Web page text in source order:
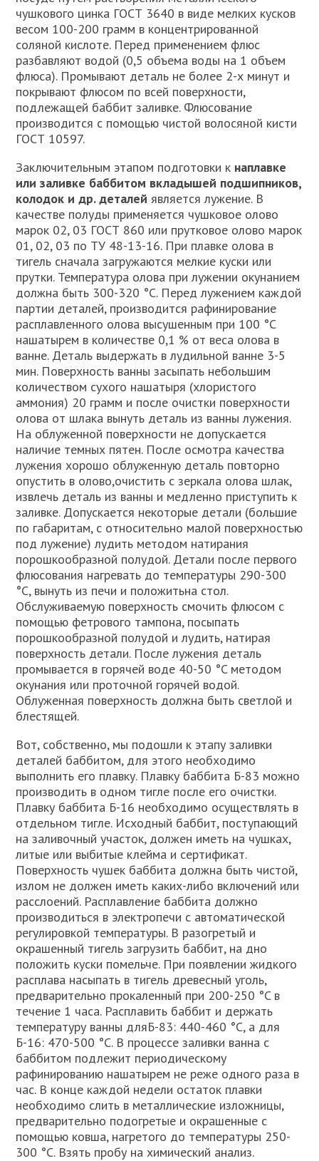
чушкового цинка ГОСТ 3640 в виде мелких кусков
весом 100-200 грамм в концентрированной
соляной кислоте. Перед применением флюс
разбавляют водой (0,5 объема воды на 1 объем
флюса). Промывают деталь не более 2-х минут и
покрывают флюсом по всей поверхности,
подлежащей баббит заливке. Флюсование
производится с помощью чистой волосяной кисти
ГОСТ 10597.
Заключительным этапом подготовки к наплавке
или заливке баббитом вкладышей подшипников,
колодок и др. деталей является лужение. В
качестве полуды применяется чушковое олово
марок 02, 03 ГОСТ 860 или прутковое олово марок
01, 02, 03 по ТУ 48-13-16. При плавке олова в
тигель сначала загружаются мелкие куски или
прутки. Температура олова при лужении окунанием
должна быть 300-320 °C. Перед лужением каждой
партии деталей, производится рафинирование
расплавленного олова высушенным при 100 °C
нашатырем в количестве 0,1 % от веса олова в
ванне. Деталь выдержать в лудильной ванне 3-5
мин. Поверхность ванны засыпать небольшим
количеством сухого нашатыря (хлористого
аммония) 20 грамм и после очистки поверхности
олова от шлака вынуть деталь из ванны лужения.
На облуженной поверхности не допускается
наличие темных пятен. После осмотра качества
лужения хорошо облуженную деталь повторно
опустить в олово,очистить с зеркала олова шлак,
извлечь деталь из ванны и медленно приступить к
заливке. Допускается некоторые детали (большие
по габаритам, с относительно малой поверхностью
под лужение) лудить методом натирания
порошкообразной полудой. Детали после первого
флюсования нагревать до температуры 290-300
°C, вынуть из печи и положитьна стол.
Обслуживаемую поверхность смочить флюсом с
помощью фетрового тампона, посыпать
порошкообразной полудой и лудить, натирая
поверхность детали. После лужения деталь
промывается в горячей воде 40-50 °C методом
окунания или проточной горячей водой.
Облуженная поверхность должна быть светлой и
блестящей.
Вот, собственно, мы подошли к этапу заливки
деталей баббитом, для этого необходимо
выполнить его плавку. Плавку баббита Б-83 можно
производить в одном тигле после его очистки.
Плавку баббита Б-16 необходимо осуществлять в
отдельном тигле. Исходный баббит, поступающий
на заливочный участок, должен иметь на чушках,
литые или выбитые клейма и сертификат.
Поверхность чушек баббита должна быть чистой,
излом не должен иметь каких-либо включений или
расслоений. Расплавление баббита должно
производиться в электропечи с автоматической
регулировкой температуры. В разогретый и
окрашенный тигель загрузить баббит, на дно
положить куски помельче. При появлении жидкого
расплава насыпать в тигель древесный уголь,
предварительно прокаленный при 200-250 °C в
течение 1 часа. Расплавить баббит и держать
температуру ванны дляБ-83: 440-460 °C, а для
Б-16: 470-500 °C. В процессе заливки ванна с
баббитом подлежит периодическому
рафинированию нашатырем не реже одного раза в
час. В конце каждой недели остаток плавки
необходимо слить в металлические изложницы,
предварительно подогретые и окрашенные с
помощью ковша, нагретого до температуры 250-
300 °C. Взять пробу на химический анализ.